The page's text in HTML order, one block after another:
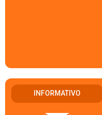
INFORMATIVO